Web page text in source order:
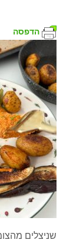
הדפסה
שניצלים